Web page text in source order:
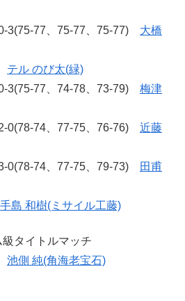
3(75-77、75-77、75-77) 大橋
テル のび太(緑)
3(75-77、74-78、73-79) 梅津
0(78-74、77-75、76-76) 近藤
0(78-74、77-75、79-73)
田甫
手島 和樹(ミサイル工藤)
タイトルマッチ
池側 純(角海老宝石)